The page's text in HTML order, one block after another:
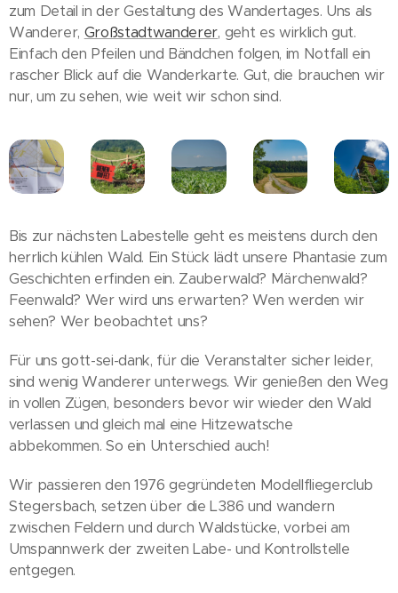
zum Detail in der Gestaltung des Wandertages. Uns als
Wanderer, Großstadtwanderer, geht es wirklich gut.
Einfach den Pfeilen und Bändchen folgen, im Notfall ein
rascher Blick auf die Wanderkarte. Gut, die brauchen wir
nur, um zu sehen, wie weit wir schon sind.
Bis zur nächsten Labestelle geht es meistens durch den
herrlich kühlen Wald. Ein Stück lädt unsere Phantasie zum
Geschichten erfinden ein. Zauberwald? Märchenwald?
Feenwald? Wer wird uns erwarten? Wen werden wir
sehen? Wer beobachtet uns?
Für uns gott-sei-dank, für die Veranstalter sicher leider,
sind wenig Wanderer unterwegs. Wir genießen den Weg
in vollen Zügen, besonders bevor wir wieder den Wald
verlassen und gleich mal eine Hitzewatsche
abbekommen. So ein Unterschied auch!
Wir passieren den 1976 gegründeten Modellfliegerclub
Stegersbach, setzen über die L386 und wandern
zwischen Feldern und durch Waldstücke, vorbei am
Umspannwerk der zweiten Labe- und Kontrollstelle
entgegen.